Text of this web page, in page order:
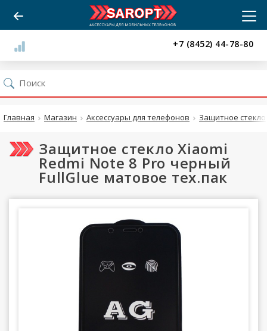
+7 (8452) 44-78-80
Главная Магазин Аксессуары для телефонов Защитное стекло
Защитное стекло Xiaomi
Redmi Note 8 Pro черный
FullGlue матовое тех.пак